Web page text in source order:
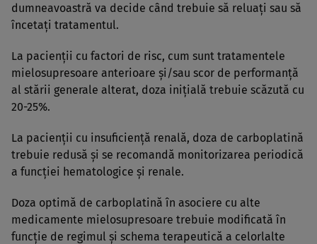
dumneavoastră va decide când trebuie să reluaţi sau să
încetaţi tratamentul.
La pacienţii cu factori de risc, cum sunt tratamentele
mielosupresoare anterioare şi/sau scor de performanţă
al stării generale alterat, doza iniţială trebuie scăzută cu
20-25%.
La pacienţii cu insuficienţă renală, doza de carboplatină
trebuie redusă şi se recomandă monitorizarea periodică
a funcţiei hematologice şi renale.
Doza optimă de carboplatină în asociere cu alte
medicamente mielosupresoare trebuie modificată în
funcţie de regimul şi schema terapeutică a celorlalte